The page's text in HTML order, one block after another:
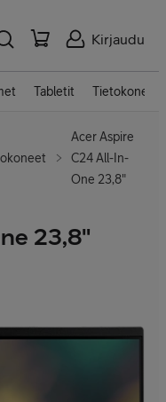
Kirjaudu
Tabletit Tietokoneet
Acer Aspire
C24 All-In-
One 23,8"
23,8"